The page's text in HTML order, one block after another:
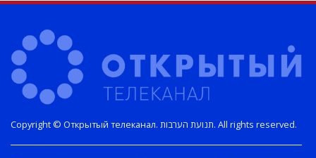
Copyright © Открытый телеканал. תנועת הערבות. All rights reserved.